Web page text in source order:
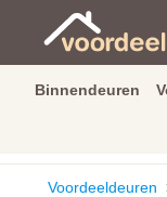
Binnendeuren
Voordeeldeuren